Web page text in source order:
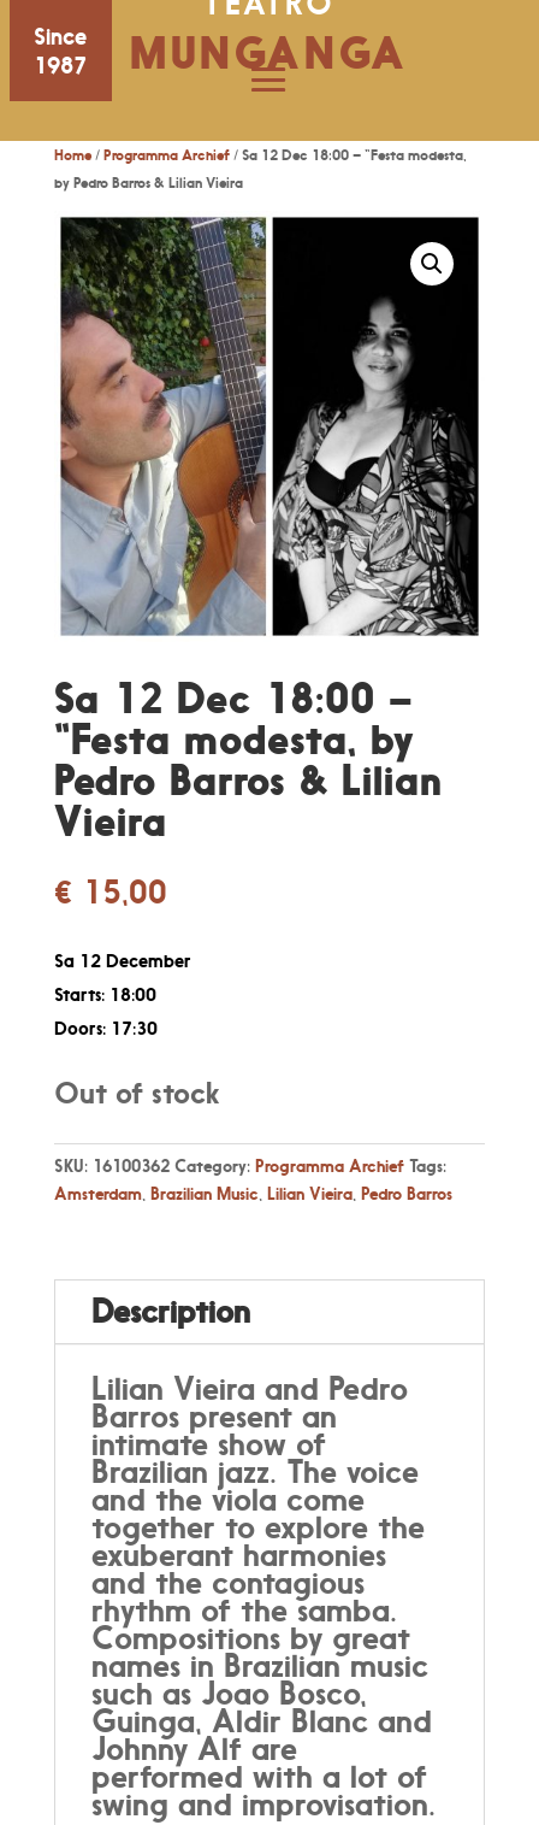
Since
1987
MUNGANGA
Home/ Programma Archief/ Sa 12 Dec 18:00 – “Festa modesta,
by Pedro Barros & Lilian Vieira
Sa 12 Dec 18:00 –
“Festa modesta, by
Pedro Barros & Lilian
Vieira
€ 15,00
Sa 12 December
Starts: 18:00
Doors: 17:30
Out of stock
SKU: 16100362 Category: Programma Archief Tags:
Amsterdam, Brazilian Music Lilian Vieira, Pedro Barros
Description
Lilian Vieira and Pedro
Barros present an
intimate show of
Brazilian jazz. The voice
and the viola come
together to explore the
exuberant harmonies
and the contagious
rhythm of the samba.
Compositions by great
names in Brazilian music
such as Joao Bosco,
Guinga, Aldir Blanc and
Johnny Alf are
performed with a lot of
swing and improvisation.